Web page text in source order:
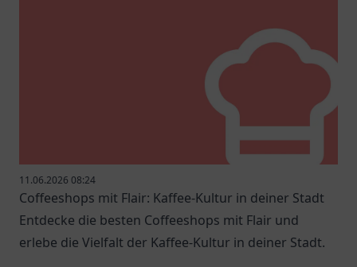
11.06.2026 08:24
Coffeeshops mit Flair: Kaffee-Kultur in deiner Stadt
Entdecke die besten Coffeeshops mit Flair und
erlebe die Vielfalt der Kaffee-Kultur in deiner Stadt.